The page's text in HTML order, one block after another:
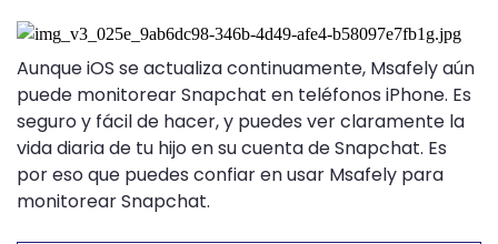
Aunque iOS se actualiza continuamente, Msafely aún
puede monitorear Snapchat en teléfonos iPhone. Es
seguro y fácil de hacer, y puedes ver claramente la
vida diaria de tu hijo en su cuenta de Snapchat. Es
por eso que puedes confiar en usar Msafely para
monitorear Snapchat.